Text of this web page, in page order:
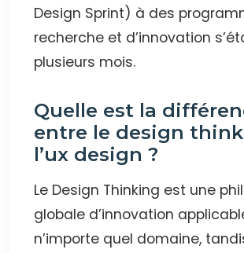
Design Sprint) à des
recherche et d’innovation
plusieurs mois.
Quelle est la
entre le design
l’ux design ?
Le Design Thinking est une
globale d’innovation
n’importe quel domaine,